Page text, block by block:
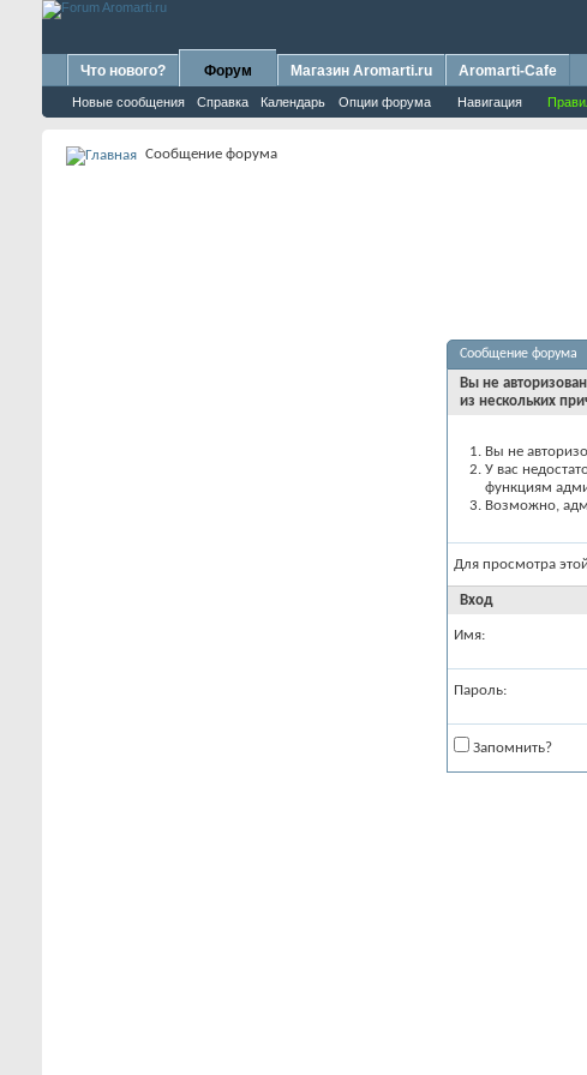
Что нового? Форум
Новые сообщения Справка Календарь Опции форума Навигация
Магазин Aromarti.ru Aromarti-Cafe
Сообщение форума
Сообщение форума
Вы не
из нескольких
Вы не
У вас
функциям
Возможно,
Для просмотра
Вход
Имя:
Пароль:
Запомнить?